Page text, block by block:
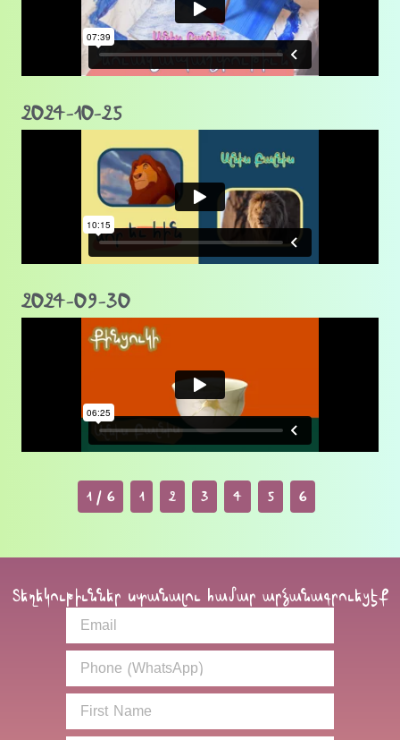
2024-10-25
2024-09-30
1 / 6 1 2 3 4 5 6
Տեղեկութիւններ ստանալու համար արձանագրուեցէք